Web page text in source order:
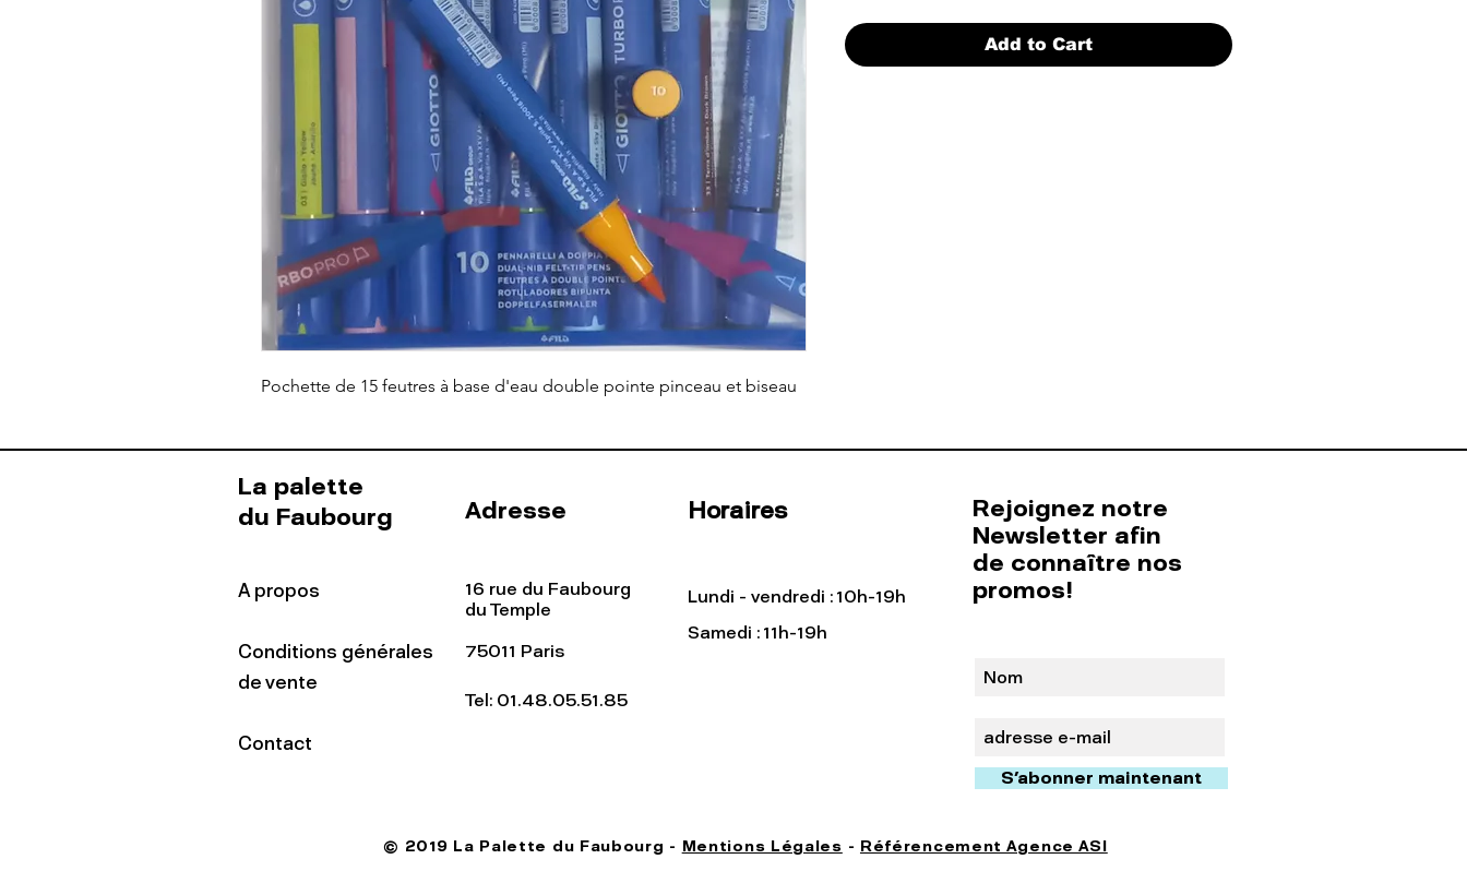
Pochette de 15 feutres à base d'eau double pointe pinceau et biseau
Add to Cart
La palette
du Faubourg
Adresse Horaires
A propos
Conditions générales
de vente
Contact
16 rue du Faubourg
du Temple
75011 Paris
Tel: 01.48.05.51.85
Lundi - vendredi : 10h-19h
Samedi : 11h-19h
Rejoignez notre
Newsletter afin
de connaître nos
promos!
S'abonner maintenant
© 2019 La Palette du Faubourg - Mentions Légales - Référencement Agence ASI